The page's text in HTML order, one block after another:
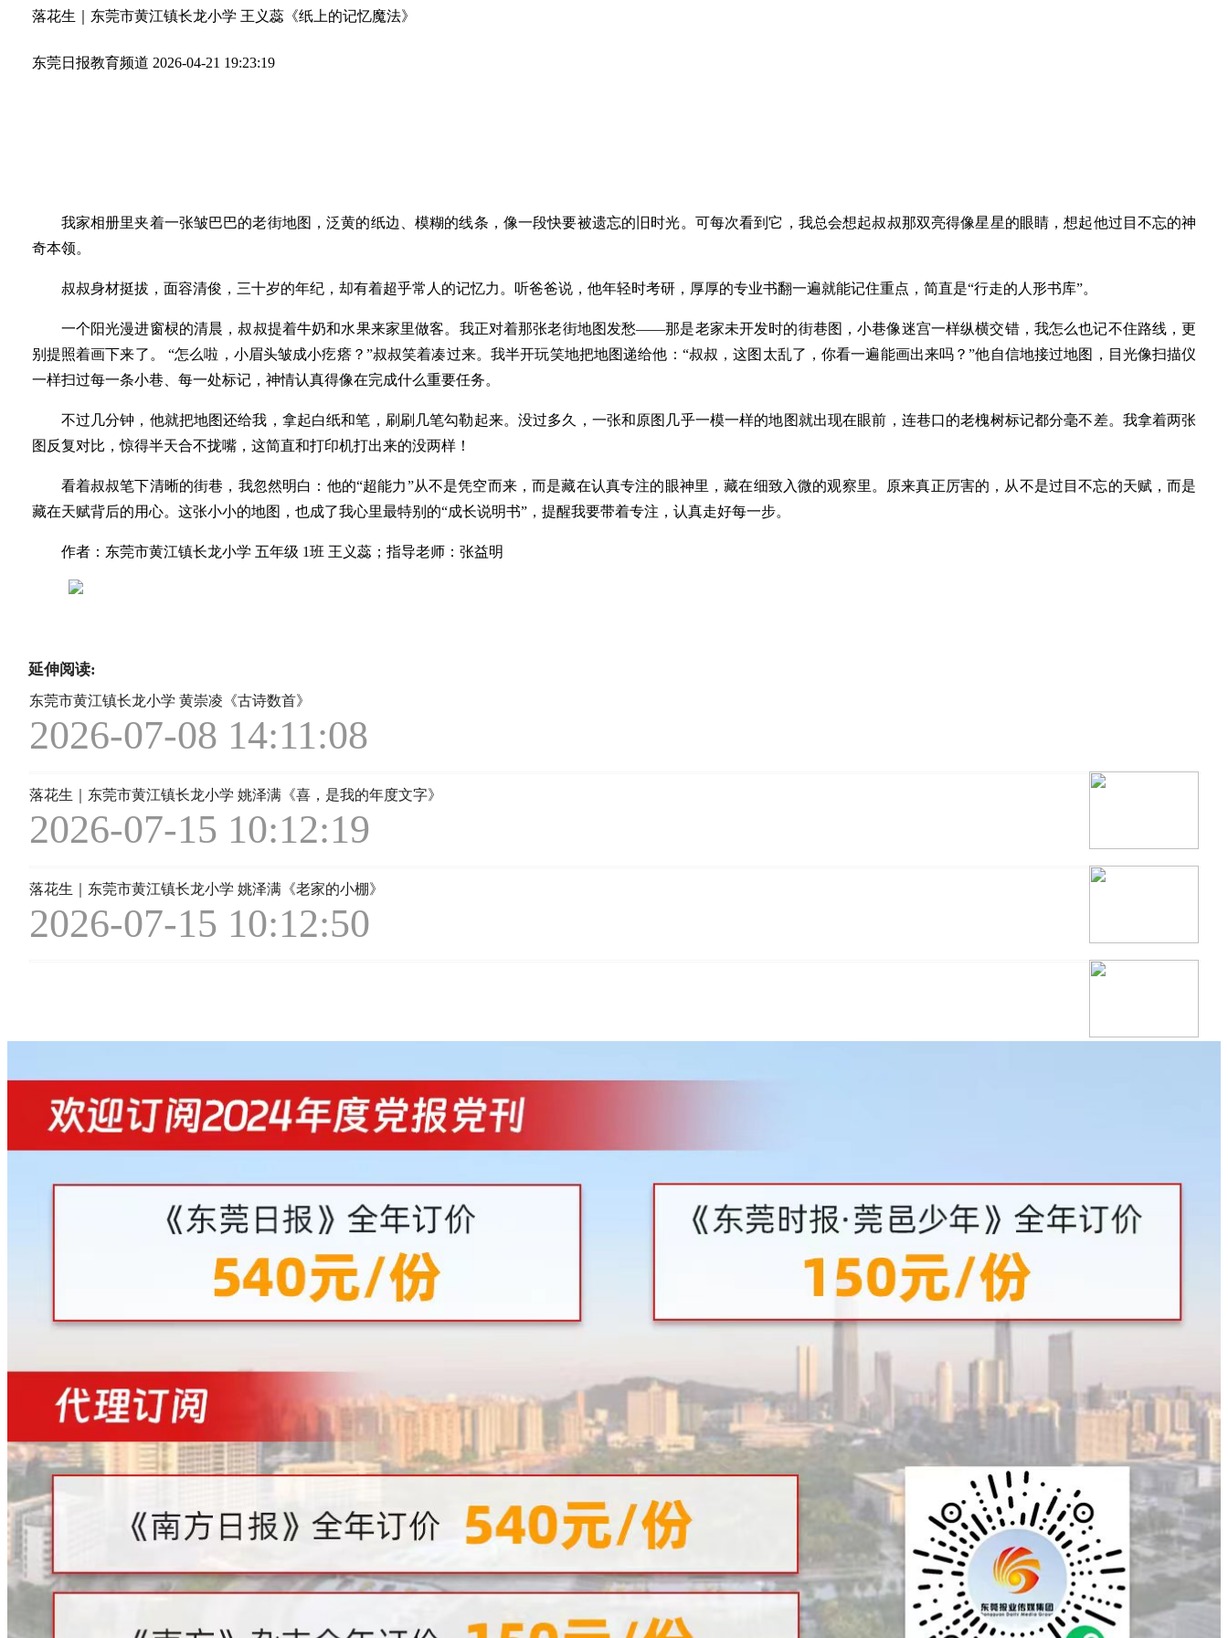
落花生｜东莞市黄江镇长龙小学 王义蕊《纸上的记忆魔法》
东莞日报教育频道 2026-04-21 19:23:19
我家相册里夹着一张皱巴巴的老街地图，泛黄的纸边、模糊的线条，像一段快要被遗忘的旧时光。可每次看到它，我总会想起叔叔那双亮得像星星的眼睛，想起他过目不忘的神
奇本领。
叔叔身材挺拔，面容清俊，三十岁的年纪，却有着超乎常人的记忆力。听爸爸说，他年轻时考研，厚厚的专业书翻一遍就能记住重点，简直是“行走的人形书库”。
一个阳光漫进窗棂的清晨，叔叔提着牛奶和水果来家里做客。我正对着那张老街地图发愁——那是老家未开发时的街巷图，小巷像迷宫一样纵横交错，我怎么也记不住路线，更
别提照着画下来了。 “怎么啦，小眉头皱成小疙瘩？”叔叔笑着凑过来。我半开玩笑地把地图递给他：“叔叔，这图太乱了，你看一遍能画出来吗？”他自信地接过地图，目光像扫描仪
一样扫过每一条小巷、每一处标记，神情认真得像在完成什么重要任务。
不过几分钟，他就把地图还给我，拿起白纸和笔，刷刷几笔勾勒起来。没过多久，一张和原图几乎一模一样的地图就出现在眼前，连巷口的老槐树标记都分毫不差。我拿着两张
图反复对比，惊得半天合不拢嘴，这简直和打印机打出来的没两样！
看着叔叔笔下清晰的街巷，我忽然明白：他的“超能力”从不是凭空而来，而是藏在认真专注的眼神里，藏在细致入微的观察里。原来真正厉害的，从不是过目不忘的天赋，而是
藏在天赋背后的用心。这张小小的地图，也成了我心里最特别的“成长说明书”，提醒我要带着专注，认真走好每一步。
作者：东莞市黄江镇长龙小学 五年级 1班 王义蕊；指导老师：张益明
延伸阅读:
东莞市黄江镇长龙小学 黄崇凌《古诗数首》
2026-07-08 14:11:08
落花生｜东莞市黄江镇长龙小学 姚泽满《喜，是我的年度文字》
2026-07-15 10:12:19
落花生｜东莞市黄江镇长龙小学 姚泽满《老家的小棚》
2026-07-15 10:12:50